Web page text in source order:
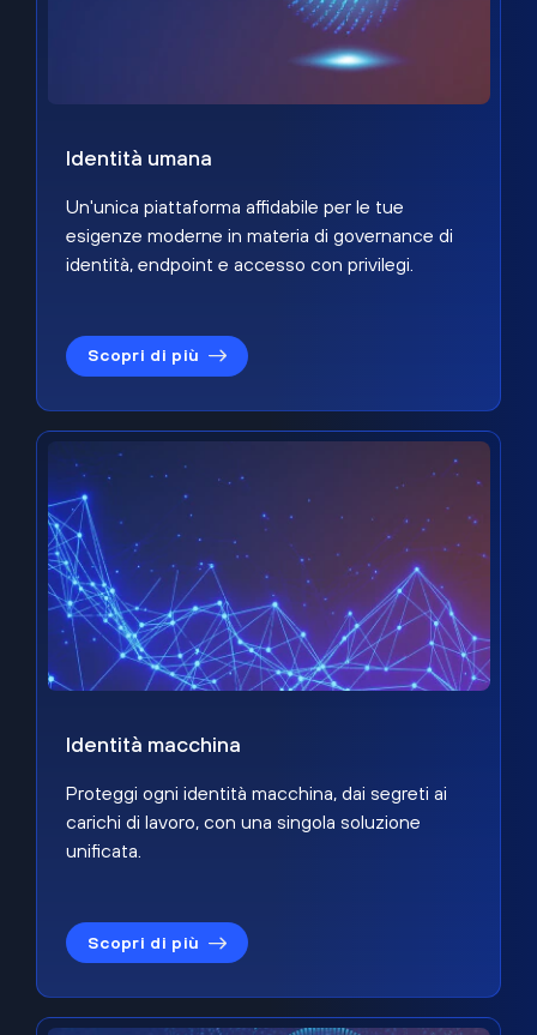
Identità umana
Un'unica piattaforma affidabile per le tue
esigenze moderne in materia di governance di
identità, endpoint e accesso con privilegi.
Scopri di più
Identità macchina
Proteggi ogni identità macchina, dai segreti ai
carichi di lavoro, con una singola soluzione
unificata.
Scopri di più